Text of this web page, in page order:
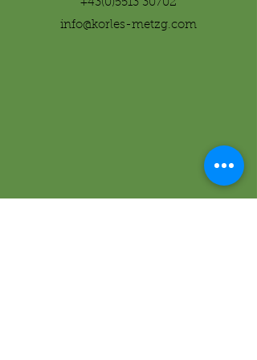
+43(0)5513 30702
info@korles-metzg.com